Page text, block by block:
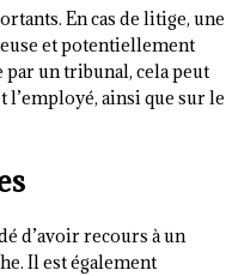
En cas de litige, une
et potentiellement
un tribunal, cela peut
ainsi que sur le
d’avoir recours à un
Il est également